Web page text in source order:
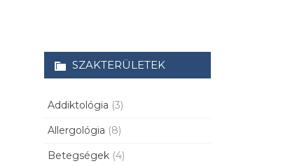
SZAKTERÜLETEK
Addiktológia (3)
Allergológia (8)
Betegségek (4)